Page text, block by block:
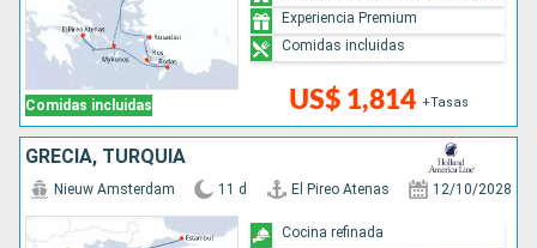
Comidas incluidas US$ 1,814 +Tasas
Experiencia Premium
Comidas incluidas
GRECIA, TURQUÍA
Nieuw Amsterdam 11 d El Pireo Atenas 12/10/2028
Cocina refinada